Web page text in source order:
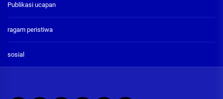
Publikasi ucapan
ragam peristiwa
sosial